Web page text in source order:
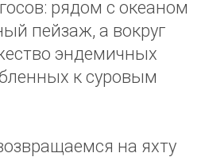
рядом с океаном
пейзаж, а вокруг
эндемичных
к суровым
на яхту